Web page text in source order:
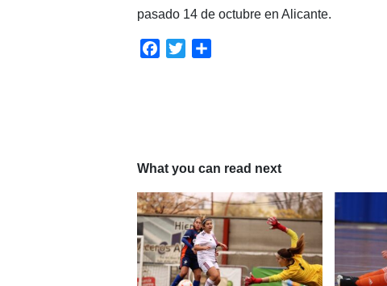
pasado 14 de octubre en Alicante.
Facebook
Twitter
What you can read next